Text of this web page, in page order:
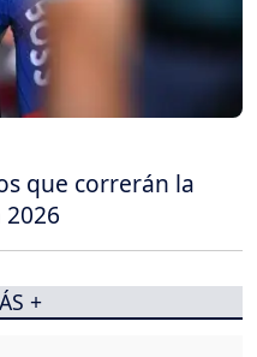
que correrán la
2026
+